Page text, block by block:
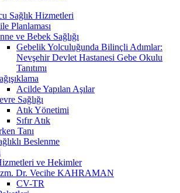
Sağlık Hizmetleri
Planlaması
ve Bebek Sağlığı
Gebelik Yolculuğunda Bilinçli Adımlar:
Nevşehir Devlet Hastanesi Gebe Okulu
Tanıtımı
Acilde Yapılan Aşılar
Sağlığı
Atık Yönetimi
Sıfır Atık
Tanı
Beslenme
ve Hekimler
Dr. Vecihe KAHRAMAN
CV-TR